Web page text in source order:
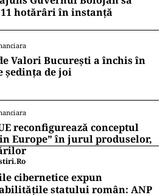
hotărâri în instanță
Valori București a închis în
ședința de joi
reconfigurează conceptul
in Europe” în jurul produselor,
cibernetice expun
statului român: ANP